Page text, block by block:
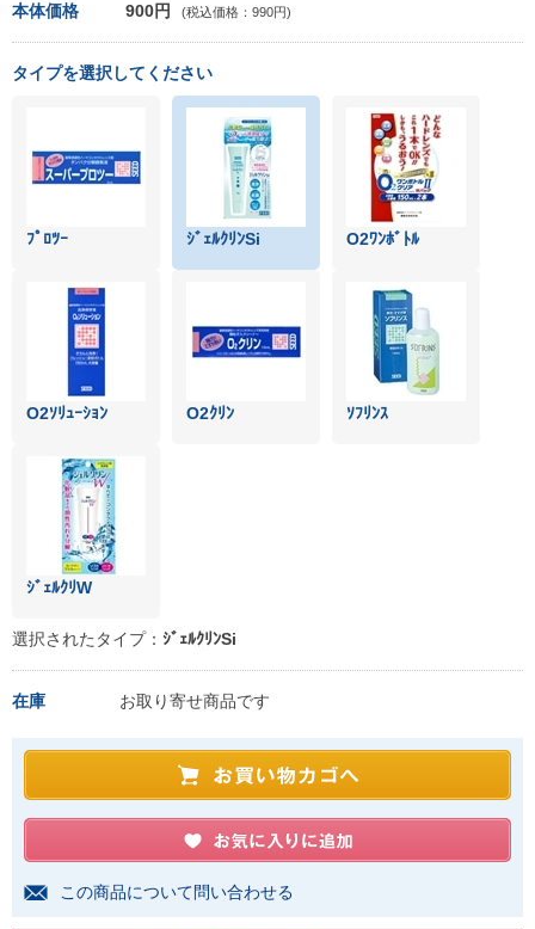
本体価格 900円 (税込価格：990円)
タイプを選択してください
ﾌﾟﾛﾂｰ ｼﾞｪﾙｸﾘﾝSi O2ﾜﾝﾎﾞﾄﾙ
O2ｿﾘｭｰｼｮﾝ O2ｸﾘﾝ ｿﾌﾘﾝｽ
ｼﾞｪﾙｸﾘW
選択されたタイプ： ｼﾞｪﾙｸﾘﾝSi
在庫 お取り寄せ商品です
この商品について問い合わせる